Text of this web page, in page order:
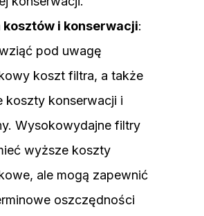
kosztów i konserwacji:
pod uwagę
koszt filtra, a także
koszty konserwacji i
Wysokowydajne filtry
wyższe koszty
ale mogą zapewnić
oszczędności